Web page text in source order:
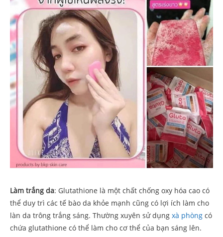
Làm trắng da: Glutathione là một chất chống oxy hóa cao có
thể duy trì các tế bào da khỏe mạnh cũng có lợi ích làm cho
làn da trông trắng sáng. Thường xuyên sử dụng xà phòng có
chứa glutathione có thể làm cho cơ thể của bạn sáng lên.